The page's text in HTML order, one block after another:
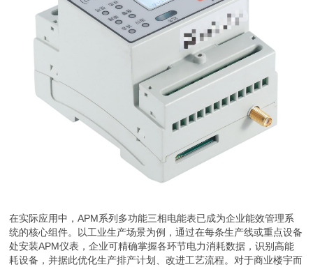
在实际应用中，APM系列多功能三相电能表已成为企业能效管理系
统的核心组件。以工业生产场景为例，通过在每条生产线或重点设备
处安装APM仪表，企业可精确掌握各环节电力消耗数据，识别高能
耗设备，并据此优化生产排产计划、改进工艺流程。对于商业楼宇而